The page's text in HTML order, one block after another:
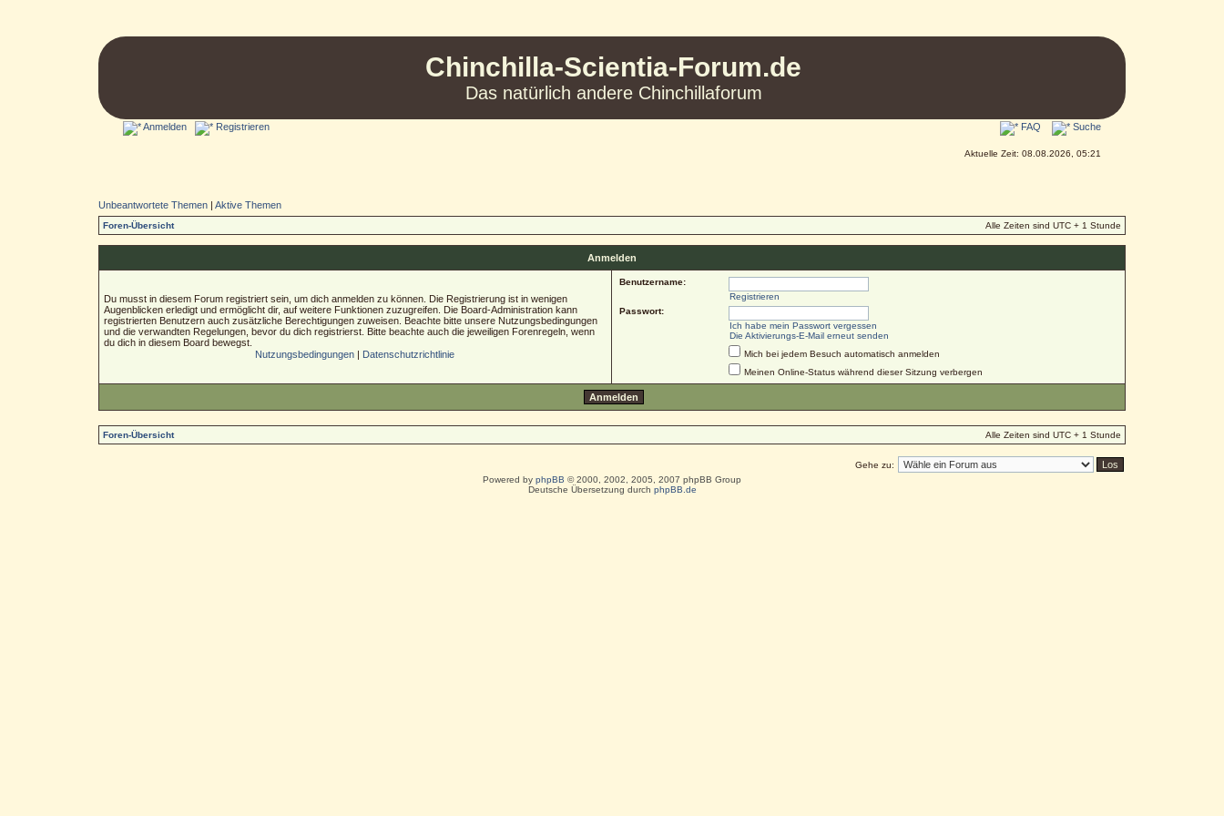
Chinchilla-Scientia-Forum.de
Das natürlich andere Chinchillaforum
Anmelden Registrieren FAQ Suche
Aktuelle Zeit: 08.08.2026, 05:21
Unbeantwortete Themen| Aktive Themen
Foren-Übersicht Alle Zeiten sind UTC + 1 Stunde
Anmelden
Du musst in diesem Forum registriert sein, um dich anmelden zu können. Die Registrierung ist in wenigen
Augenblicken erledigt und ermöglicht dir, auf weitere Funktionen zuzugreifen. Die Board-Administration kann
registrierten Benutzern auch zusätzliche Berechtigungen zuweisen. Beachte bitte unsere Nutzungsbedingungen
und die verwandten Regelungen, bevor du dich registrierst. Bitte beachte auch die jeweiligen Forenregeln, wenn
du dich in diesem Board bewegst.
Nutzungsbedingungen | Datenschutzrichtlinie
Benutzername:
Registrieren
Passwort:
Ich habe mein Passwort vergessen
Die Aktivierungs-E-Mail erneut senden
Mich bei jedem Besuch automatisch anmelden
Meinen Online-Status während dieser Sitzung verbergen
Foren-Übersicht Alle Zeiten sind UTC + 1 Stunde
Gehe zu:
Powered by phpBB © 2000, 2002, 2005, 2007 phpBB Group
Deutsche Übersetzung durch phpBB.de